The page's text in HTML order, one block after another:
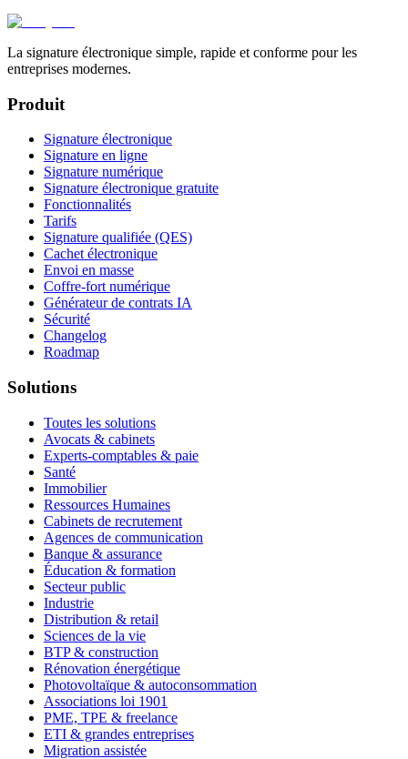
La signature électronique simple, rapide et conforme pour les
entreprises modernes.
Produit
Signature électronique
Signature en ligne
Signature numérique
Signature électronique gratuite
Fonctionnalités
Tarifs
Signature qualifiée (QES)
Cachet électronique
Envoi en masse
Coffre-fort numérique
Générateur de contrats IA
Sécurité
Changelog
Roadmap
Solutions
Toutes les solutions
Avocats & cabinets
Experts-comptables & paie
Santé
Immobilier
Ressources Humaines
Cabinets de recrutement
Agences de communication
Banque & assurance
Éducation & formation
Secteur public
Industrie
Distribution & retail
Sciences de la vie
BTP & construction
Rénovation énergétique
Photovoltaïque & autoconsommation
Associations loi 1901
PME, TPE & freelance
ETI & grandes entreprises
Migration assistée